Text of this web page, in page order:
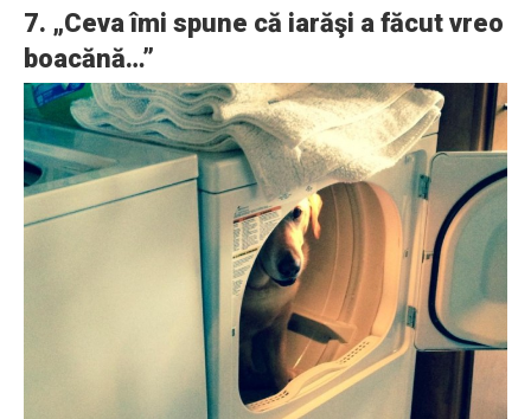
7. „Ceva îmi spune că iarăşi a făcut vreo
boacănă…”